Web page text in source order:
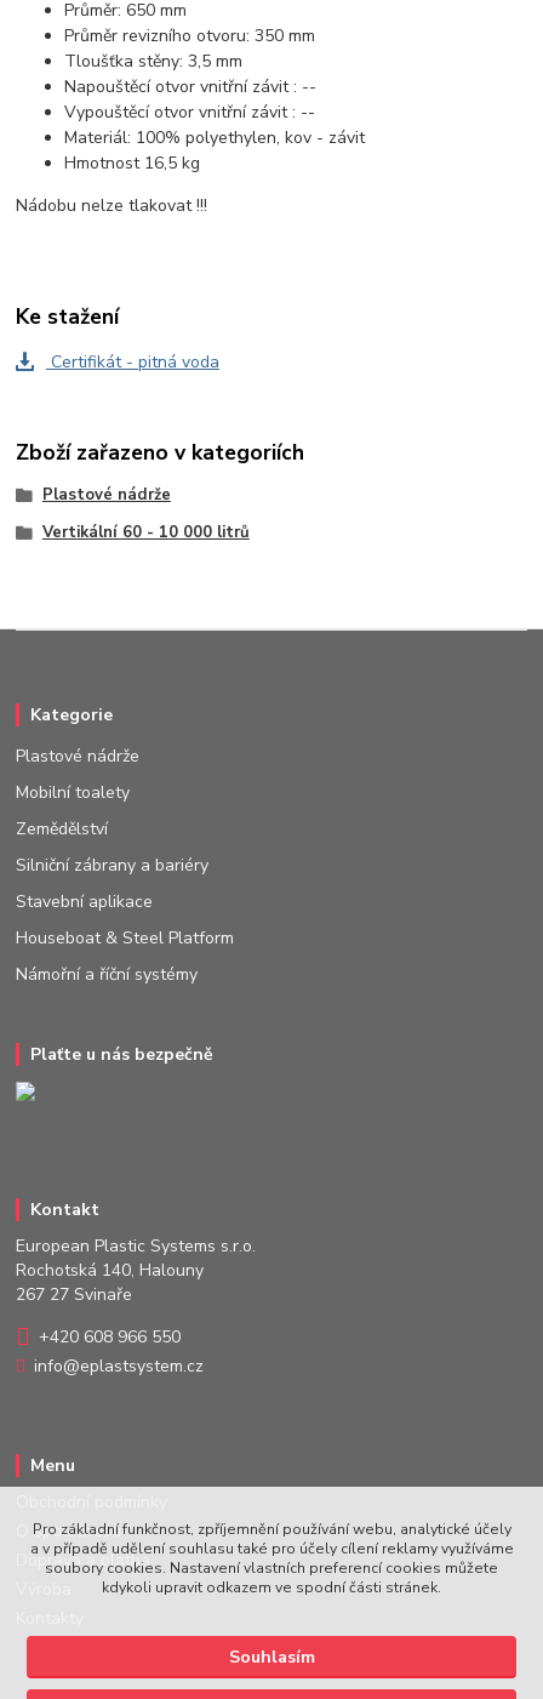
Průměr: 650 mm
Průměr revizního otvoru: 350 mm
Tloušťka stěny: 3,5 mm
Napouštěcí otvor vnitřní závit : --
Vypouštěcí otvor vnitřní závit : --
Materiál: 100% polyethylen, kov - závit
Hmotnost 16,5 kg
Nádobu nelze tlakovat !!!
Ke stažení
Certifikát - pitná voda
Zboží zařazeno v kategoriích
Plastové nádrže
Vertikální 60 - 10 000 litrů
Kategorie
Plastové nádrže
Mobilní toalety
Zemědělství
Silniční zábrany a bariéry
Stavební aplikace
Houseboat & Steel Platform
Námořní a říční systémy
Plaťte u nás bezpečně
Kontakt
European Plastic Systems s.r.o.
Rochotská 140, Halouny
267 27 Svinaře
+420 608 966 550
info@eplastsystem.cz
Menu
O společnosti
Doprava a platba
Pro základní funkčnost, zpříjemnění používání webu, analytické účely
a v případě udělení souhlasu také pro účely cílení reklamy využíváme
soubory cookies. Nastavení vlastních preferencí cookies můžete
kdykoli upravit odkazem ve spodní části stránek.
Souhlasím